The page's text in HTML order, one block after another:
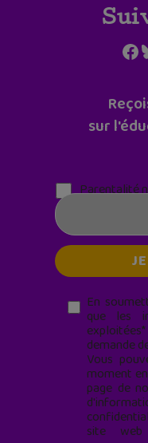
sur
Parentalité
En
que les
demande
Vous
moment
page de
site web